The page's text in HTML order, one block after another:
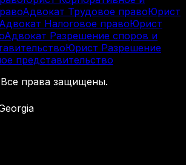
Адвокат Трудовое правоЮрист
Адвокат Налоговое правоЮрист
Адвокат Разрешение споров и
Юрист Разрешение
представительство
Все права защищены.